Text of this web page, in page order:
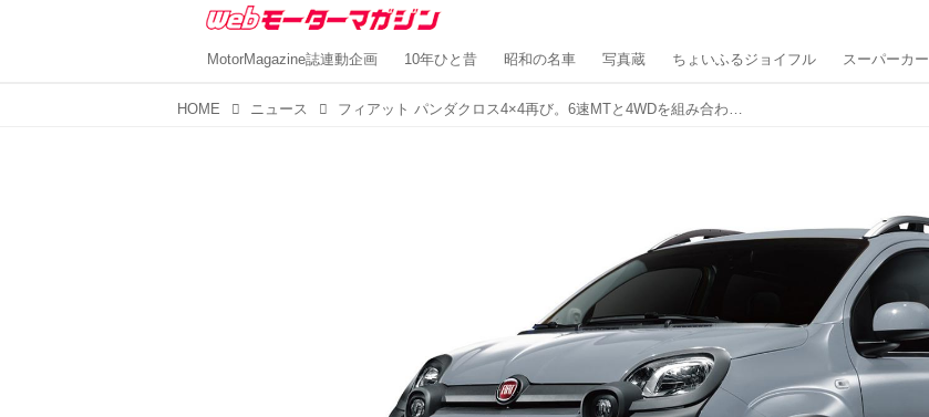
MotorMagazine誌連動企画 10年ひと昔 昭和の名車 写真蔵 ちょいふるジョイフル スーパーカー
HOME ニュース フィアット パンダクロス4×4再び。6速MTと4WDを組み合わせた限定215台。価格は263万円